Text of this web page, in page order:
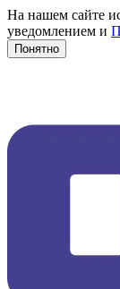
На нашем сайте
уведомлением и
Понятно